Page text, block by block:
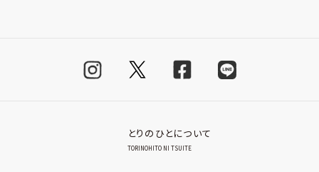
とりのひとについて
TORINOHITO NI TSUITE